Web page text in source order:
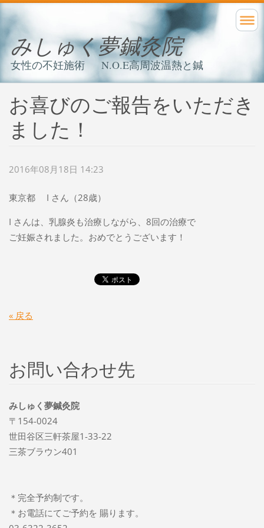
みしゅく夢鍼灸院
女性の不妊施術 N.O.E高周波温熱と鍼
お喜びのご報告をいただき
ました！
2016年08月18日 14:23
東京都 I さん（28歳）
I さんは、乳腺炎も治療しながら、8回の治療で
ご妊娠されました。おめでとうございます！
« 戻る
お問い合わせ先
みしゅく夢鍼灸院
〒154-0024
世田谷区三軒茶屋1-33-22
三茶ブラウン401
＊完全予約制です。
＊お電話にてご予約を 賜ります。